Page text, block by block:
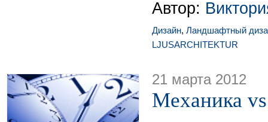
Автор:
Дизайн, Ландшафтный
LJUSARCHITEKTUR
21 марта 2012
Механика